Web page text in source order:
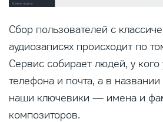
Сбор пользователей с
аудиозаписях происходит по
Сервис собирает людей, у
телефона и почта, а в
наши ключевики — имена и
композиторов.